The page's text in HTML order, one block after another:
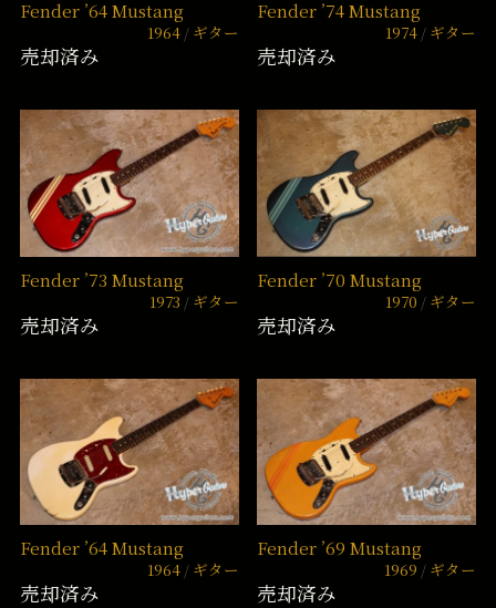
Fender ’64 Mustang
1964 ギター
売却済み
Fender ’74 Mustang
1974 ギター
売却済み
Fender ’73 Mustang
1973 ギター
売却済み
Fender ’70 Mustang
1970 ギター
売却済み
Fender ’64 Mustang
1964 ギター
売却済み
Fender ’69 Mustang
1969 ギター
売却済み